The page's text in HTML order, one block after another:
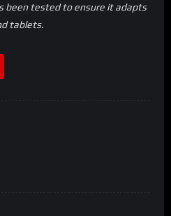
been tested to ensure it adapts
tablets.